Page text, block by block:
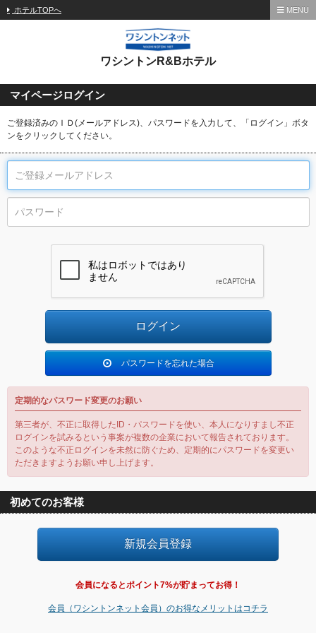
ホテルTOPへ MENU
ワシントンR&Bホテル
マイページログイン
ご登録済みのＩＤ(メールアドレス)、パスワードを入力して、「ログイン」ボタ
ンをクリックしてください。
パスワードを忘れた場合
定期的なパスワード変更のお願い
第三者が、不正に取得したID・パスワードを使い、本人になりすまし不正
ログインを試みるという事案が複数の企業において報告されております。
このような不正ログインを未然に防ぐため、定期的にパスワードを変更い
ただきますようお願い申し上げます。
初めてのお客様
会員になるとポイント7%が貯まってお得！
会員（ワシントンネット会員）のお得なメリットはコチラ